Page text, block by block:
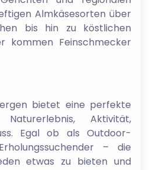
Almkäsesorten über
bis hin zu köstlichen
kommen Feinschmecker
bietet eine perfekte
Aktivität,
Egal ob als Outdoor-
– die
etwas zu bieten und